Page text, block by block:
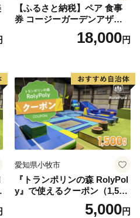
【ふるさと納税】ペア 食事
券 コージーガーデンアザレ
ア アフタヌーン宝石箱 ホテ
ル特製 デザート 6種類 サン
ティー チケット 券 2名様分
お祝 誕生日 記念日 名鉄小牧
ホテル 愛知県 小牧市 送料無
料
18,000円
愛知県小牧市
『トランポリンの森 RolyPol
y』で使えるクーポン（1,500
5,000円